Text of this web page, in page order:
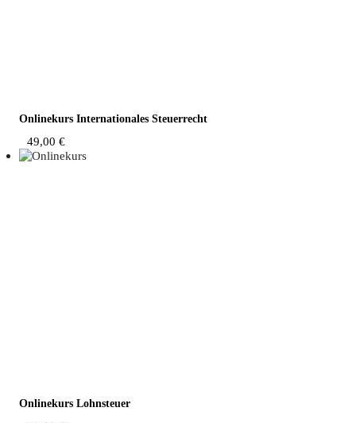
Online­kurs Inter­na­tio­na­les Steuerrecht
49,00 €
Online­kurs Lohnsteuer